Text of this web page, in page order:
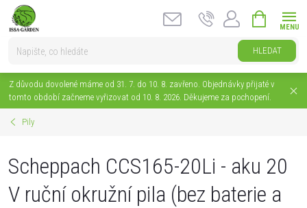
Přejít
HLEDAT
KOŠÍK
Z důvodu dovolené máme od 31. 7. do 10. 8. zavřeno. Objednávky přijaté v
tomto období začneme vyřizovat od 10. 8. 2026. Děkujeme za pochopení.
Pily
Scheppach CCS165-20Li - aku 20
V ruční okružní pila (bez baterie a